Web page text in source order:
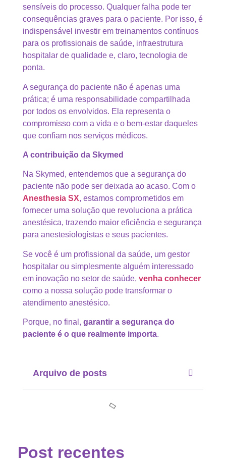
sensíveis do processo. Qualquer falha pode ter
consequências graves para o paciente. Por isso, é
indispensável investir em treinamentos contínuos
para os profissionais de saúde, infraestrutura
hospitalar de qualidade e, claro, tecnologia de
ponta.
A segurança do paciente não é apenas uma
prática; é uma responsabilidade compartilhada
por todos os envolvidos. Ela representa o
compromisso com a vida e o bem-estar daqueles
que confiam nos serviços médicos.
A contribuição da Skymed
Na Skymed, entendemos que a segurança do
paciente não pode ser deixada ao acaso. Com o
Anesthesia SX, estamos comprometidos em
fornecer uma solução que revoluciona a prática
anestésica, trazendo maior eficiência e segurança
para anestesiologistas e seus pacientes.
Se você é um profissional da saúde, um gestor
hospitalar ou simplesmente alguém interessado
em inovação no setor de saúde, venha conhecer
como a nossa solução pode transformar o
atendimento anestésico.
Porque, no final, garantir a segurança do
paciente é o que realmente importa.
Arquivo de posts
Post recentes